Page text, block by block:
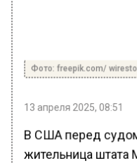
Фото: freepik.com/
13 апреля 2025, 08:51
В США перед
жительница штата